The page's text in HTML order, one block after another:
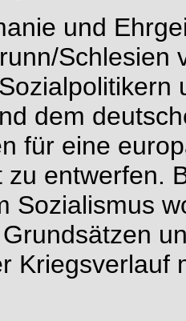
und
Schlesien
dem
für eine
zu entwerfen.
Sozialismus
Kriegsverlauf